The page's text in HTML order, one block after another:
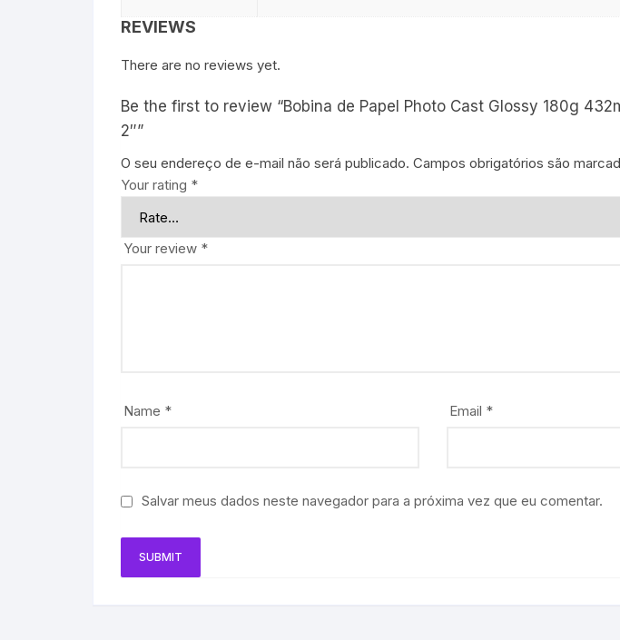
REVIEWS
There are no reviews yet.
Be the first to review “Bobina de Papel Photo Cast Glossy 180g
2″”
O seu endereço de e-mail não será publicado. Campos obrigatórios são
Your rating *
Your review *
Name * Email *
Salvar meus dados neste navegador para a próxima vez que eu comentar.